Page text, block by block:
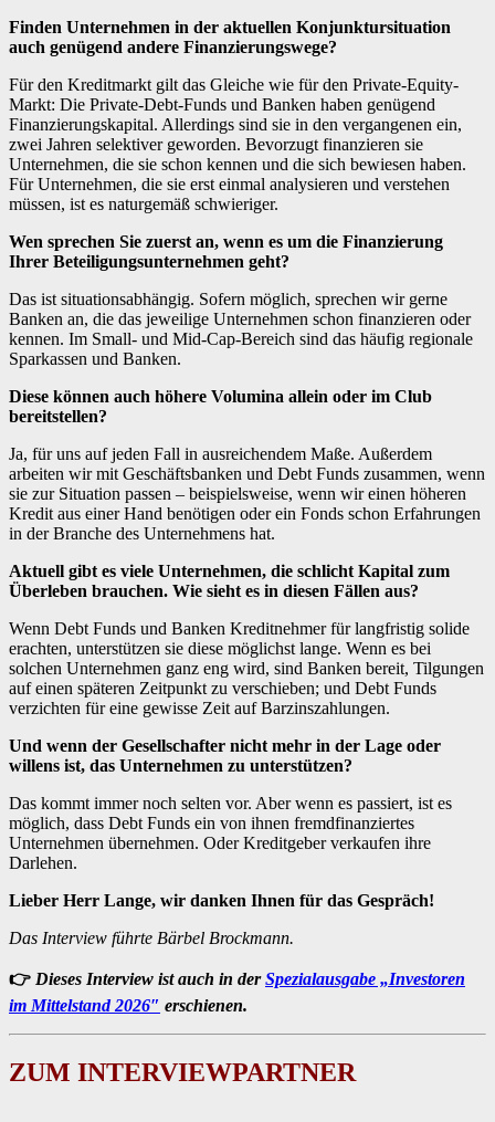
Finden Unternehmen in der aktuellen Konjunktursituation
auch genügend andere Finanzierungswege?
Für den Kreditmarkt gilt das Gleiche wie für den Private-Equity-
Markt: Die Private-Debt-Funds und Banken haben genügend
Finanzierungskapital. Allerdings sind sie in den vergangenen ein,
zwei Jahren selektiver geworden. Bevorzugt finanzieren sie
Unternehmen, die sie schon kennen und die sich bewiesen haben.
Für Unternehmen, die sie erst einmal analysieren und verstehen
müssen, ist es naturgemäß schwieriger.
Wen sprechen Sie zuerst an, wenn es um die Finanzierung
Ihrer Beteiligungsunternehmen geht?
Das ist situationsabhängig. Sofern möglich, sprechen wir gerne
Banken an, die das jeweilige Unternehmen schon finanzieren oder
kennen. Im Small- und Mid-Cap-Bereich sind das häufig regionale
Sparkassen und Banken.
Diese können auch höhere Volumina allein oder im Club
bereitstellen?
Ja, für uns auf jeden Fall in ausreichendem Maße. Außerdem
arbeiten wir mit Geschäftsbanken und Debt Funds zusammen, wenn
sie zur Situation passen – beispielsweise, wenn wir einen höheren
Kredit aus einer Hand benötigen oder ein Fonds schon Erfahrungen
in der Branche des Unternehmens hat.
Aktuell gibt es viele Unternehmen, die schlicht Kapital zum
Überleben brauchen. Wie sieht es in diesen Fällen aus?
Wenn Debt Funds und Banken Kreditnehmer für langfristig solide
erachten, unterstützen sie diese möglichst lange. Wenn es bei
solchen Unternehmen ganz eng wird, sind Banken bereit, Tilgungen
auf einen späteren Zeitpunkt zu verschieben; und Debt Funds
verzichten für eine gewisse Zeit auf Barzinszahlungen.
Und wenn der Gesellschafter nicht mehr in der Lage oder
willens ist, das Unternehmen zu unterstützen?
Das kommt immer noch selten vor. Aber wenn es passiert, ist es
möglich, dass Debt Funds ein von ihnen fremdfinanziertes
Unternehmen übernehmen. Oder Kreditgeber verkaufen ihre
Darlehen.
Lieber Herr Lange, wir danken Ihnen für das Gespräch!
Das Interview führte Bärbel Brockmann.
👉 Dieses Interview ist auch in derSpezialausgabe „Investoren
im Mittelstand 2026″ erschienen.
ZUM INTERVIEWPARTNER